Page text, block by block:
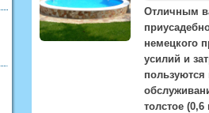
Отличным
немецкого
усилий и
пользуются
толстое